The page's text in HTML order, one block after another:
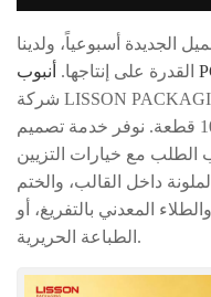
الجديدة أسبوعياً، ولدينا
القدرة على إنتاجها.
شركة LISSON PACKAGING! نقدم خدمة تصميم حسب
الطلب. الحد الأدنى للطلب هو 10000 قطعة. نوفر خدمة تصميم
الطلب مع خيارات التزيين
داخل القالب، والختم
المعدني بالتفريغ، أو
الطباعة الحريرية.